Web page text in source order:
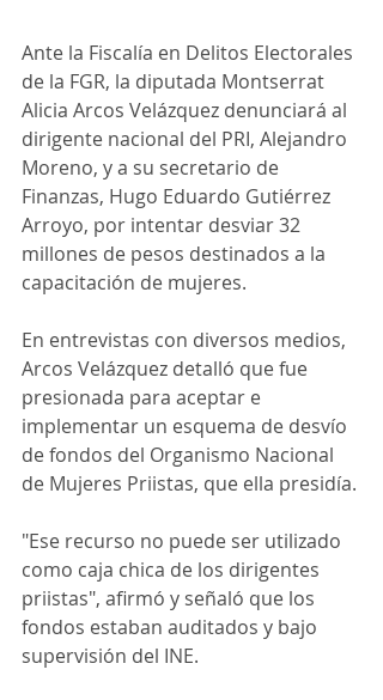
Ante la Fiscalía en Delitos Electorales
de la FGR, la diputada Montserrat
Alicia Arcos Velázquez denunciará al
dirigente nacional del PRI, Alejandro
Moreno, y a su secretario de
Finanzas, Hugo Eduardo Gutiérrez
Arroyo, por intentar desviar 32
millones de pesos destinados a la
capacitación de mujeres.
En entrevistas con diversos medios,
Arcos Velázquez detalló que fue
presionada para aceptar e
implementar un esquema de desvío
de fondos del Organismo Nacional
de Mujeres Priistas, que ella presidía.
"Ese recurso no puede ser utilizado
como caja chica de los dirigentes
priistas", afirmó y señaló que los
fondos estaban auditados y bajo
supervisión del INE.